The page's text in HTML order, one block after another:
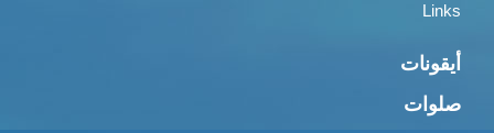
Links
أيقونات
صلوات